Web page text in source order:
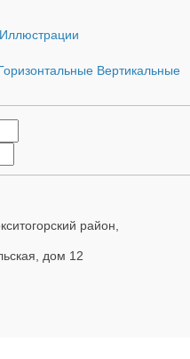
Иллюстрации
Вертикальные
район,
дом 12